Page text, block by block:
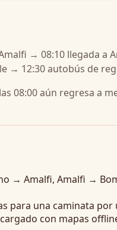
→ 08:10 llegada a
→ 12:30 autobús de
08:00 aún regresa a
→ Amalfi, Amalfi →
para una caminata por
con mapas